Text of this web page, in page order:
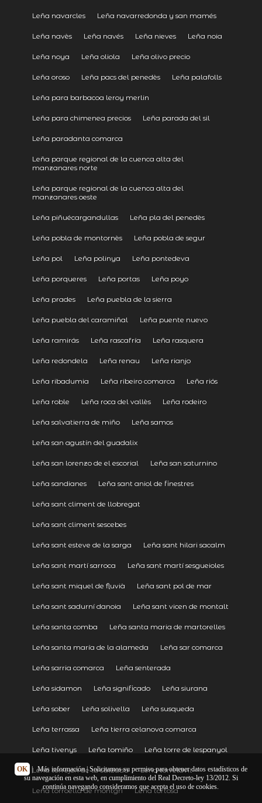
Leña navarcles Leña navarredonda y san mamés
Leña navès Leña navés Leña nieves Leña noia
Leña noya Leña oliola Leña olivo precio
Leña oroso Leña pacs del penedès Leña palafolls
Leña para barbacoa leroy merlin
Leña para chimenea precios Leña parada del sil
Leña paradanta comarca
Leña parque regional de la cuenca alta del
manzanares norte
Leña parque regional de la cuenca alta del
manzanares oeste
Leña piñuécargandullas Leña pla del penedès
Leña pobla de montornès Leña pobla de segur
Leña pol Leña polinya Leña pontedeva
Leña porqueres Leña portas Leña poyo
Leña prades Leña puebla de la sierra
Leña puebla del caramiñal Leña puente nuevo
Leña ramirás Leña rascafría Leña rasquera
Leña redondela Leña renau Leña rianjo
Leña ribadumia Leña ribeiro comarca Leña riós
Leña roble Leña roca del vallès Leña rodeiro
Leña salvatierra de miño Leña samos
Leña san agustín del guadalix
Leña san lorenzo de el escorial Leña san saturnino
Leña sandianes Leña sant aniol de finestres
Leña sant climent de llobregat
Leña sant climent sescebes
Leña sant esteve de la sarga Leña sant hilari sacalm
Leña sant martí sarroca Leña sant martí sesgueioles
Leña sant miquel de fluvià Leña sant pol de mar
Leña sant sadurní danoia Leña sant vicen de montalt
Leña santa comba Leña santa maria de martorelles
Leña santa maría de la alameda Leña sar comarca
Leña sarria comarca Leña senterada
Leña sidamon Leña significado Leña siurana
Leña sober Leña solivella Leña susqueda
Leña terrassa Leña tierra celanova comarca
Leña tivenys Leña tomiño Leña torre de lespanyol
Leña torrejón de la calzada Leña torrelavit
Leña torroella de montgrí Leña tortosa
OK | Más información| Solicitamos su permiso para obtener datos estadísticos de
su navegación en esta web, en cumplimiento del Real Decreto-ley 13/2012. Si
continúa navegando consideramos que acepta el uso de cookies.